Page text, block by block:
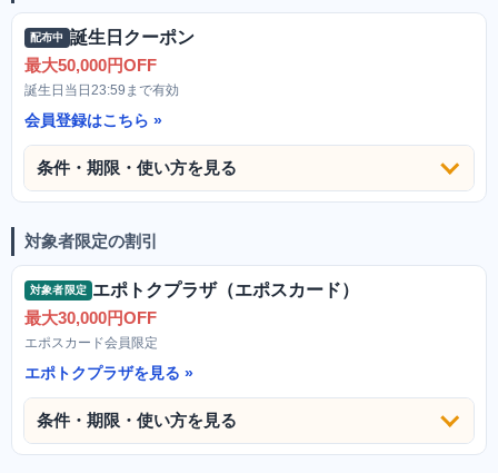
配布中
誕生日クーポン
最大50,000円OFF
誕生日当日23:59まで有効
会員登録はこちら
条件・期限・使い方を見る
対象者限定の割引
対象者限定 エポトクプラザ（エポスカード）
最大30,000円OFF
エポスカード会員限定
エポトクプラザを見る
条件・期限・使い方を見る